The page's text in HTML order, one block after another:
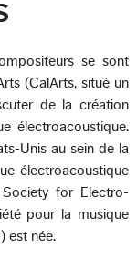
se sont
(CalArts, situé un
de la création
électroacoustique.
Unis au sein de la
électroacoustique
for Electro-
pour la musique
est née.